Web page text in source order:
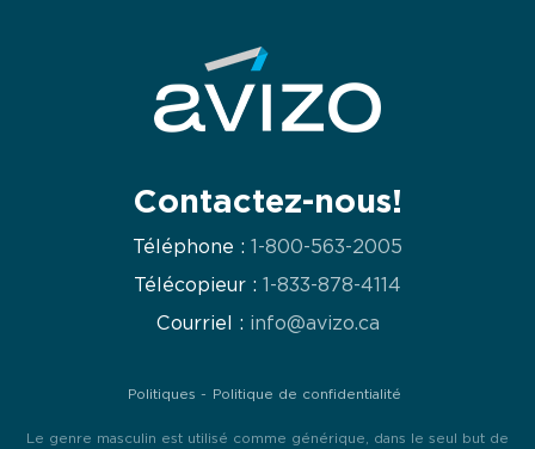
Contactez-nous!
Téléphone : 1-800-563-2005
Télécopieur : 1-833-878-4114
Courriel : info@avizo.ca
Politiques Politique de confidentialité
Le genre masculin est utilisé comme générique, dans le seul but de